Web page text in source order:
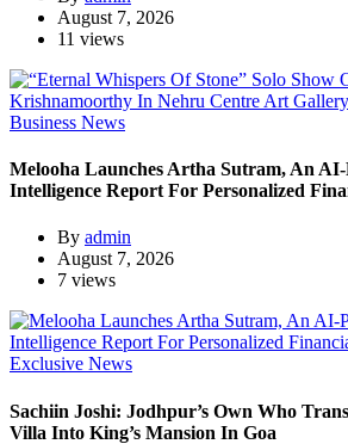
August 7, 2026
11 views
Business News
Melooha Launches Artha Sutram, An
Intelligence Report For Personalized
By admin
August 7, 2026
7 views
Exclusive News
Sachiin Joshi: Jodhpur’s Own Who
Villa Into King’s Mansion In Goa